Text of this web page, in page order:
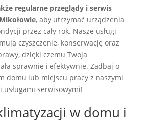
regularne przeglądy i serwis
, aby utrzymać urządzenia
przez cały rok. Nasze usługi
czyszczenie, konserwację oraz
dzięki czemu Twoja
sprawnie i efektywnie. Zadbaj o
domu lub miejscu pracy z naszymi
serwisowymi!
w domu i